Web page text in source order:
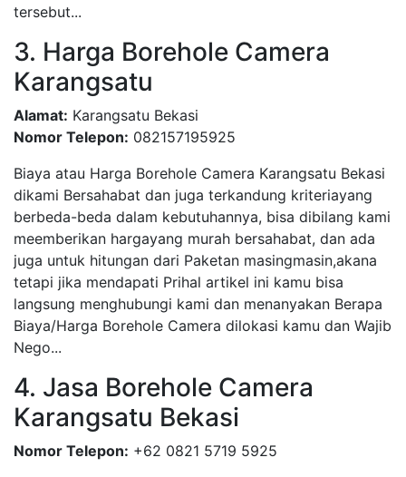
tersebut...
3. Harga Borehole Camera
Karangsatu
Alamat: Karangsatu Bekasi
Nomor Telepon: 082157195925
Biaya atau Harga Borehole Camera Karangsatu Bekasi
dikami Bersahabat dan juga terkandung kriteriayang
berbeda-beda dalam kebutuhannya, bisa dibilang kami
meemberikan hargayang murah bersahabat, dan ada
juga untuk hitungan dari Paketan masingmasin,akana
tetapi jika mendapati Prihal artikel ini kamu bisa
langsung menghubungi kami dan menanyakan Berapa
Biaya/Harga Borehole Camera dilokasi kamu dan Wajib
Nego...
4. Jasa Borehole Camera
Karangsatu Bekasi
Nomor Telepon: +62 0821 5719 5925